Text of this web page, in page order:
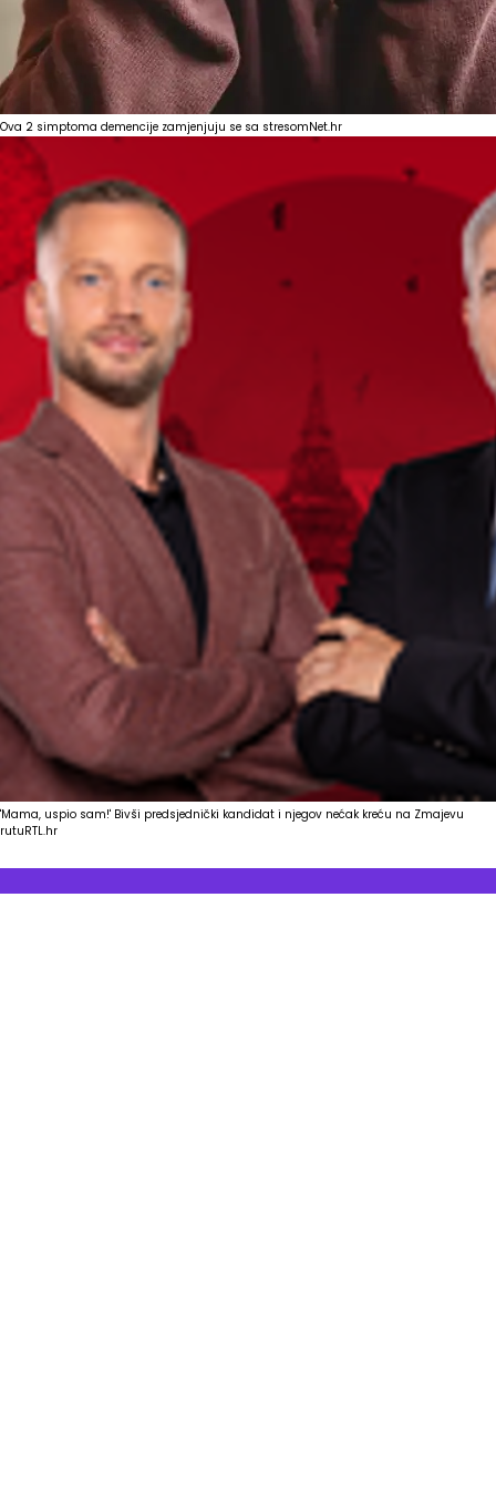
Ova 2 simptoma demencije zamjenjuju se sa stresomNet.hr
'Mama, uspio sam!' Bivši predsjednički kandidat i njegov nećak kreću na Zmajevu
rutuRTL.hr